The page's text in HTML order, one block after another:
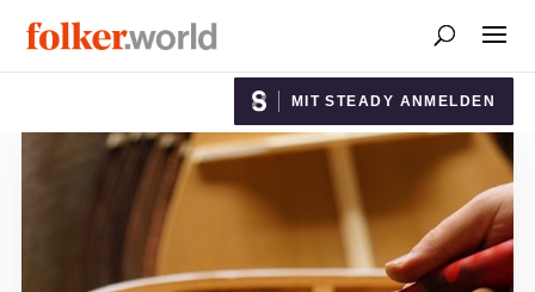
MIT STEADY ANMELDEN